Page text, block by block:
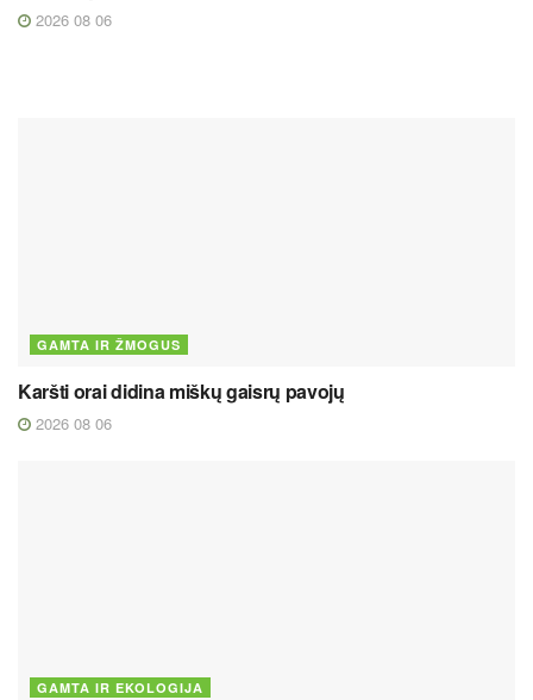
2026 08 06
GAMTA IR ŽMOGUS
Karšti orai didina miškų gaisrų pavojų
2026 08 06
GAMTA IR EKOLOGIJA